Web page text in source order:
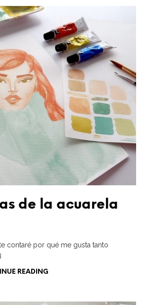
de la acuarela
contaré por qué me gusta tanto
READING